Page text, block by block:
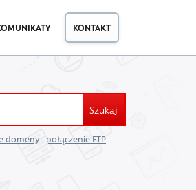
KONTAKT
Szukaj
domeny
połączenie FTP